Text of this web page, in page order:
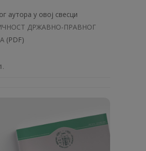
аутора у овој свесци
ДРЖАВНО-ПРАВНОГ
(PDF)